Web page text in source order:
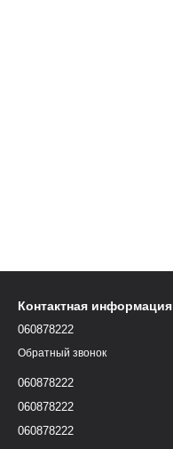
Контактная информация
060878222
Обратный звонок
060878222
060878222
060878222